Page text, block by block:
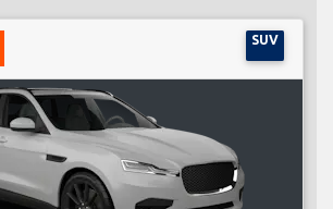
SUV